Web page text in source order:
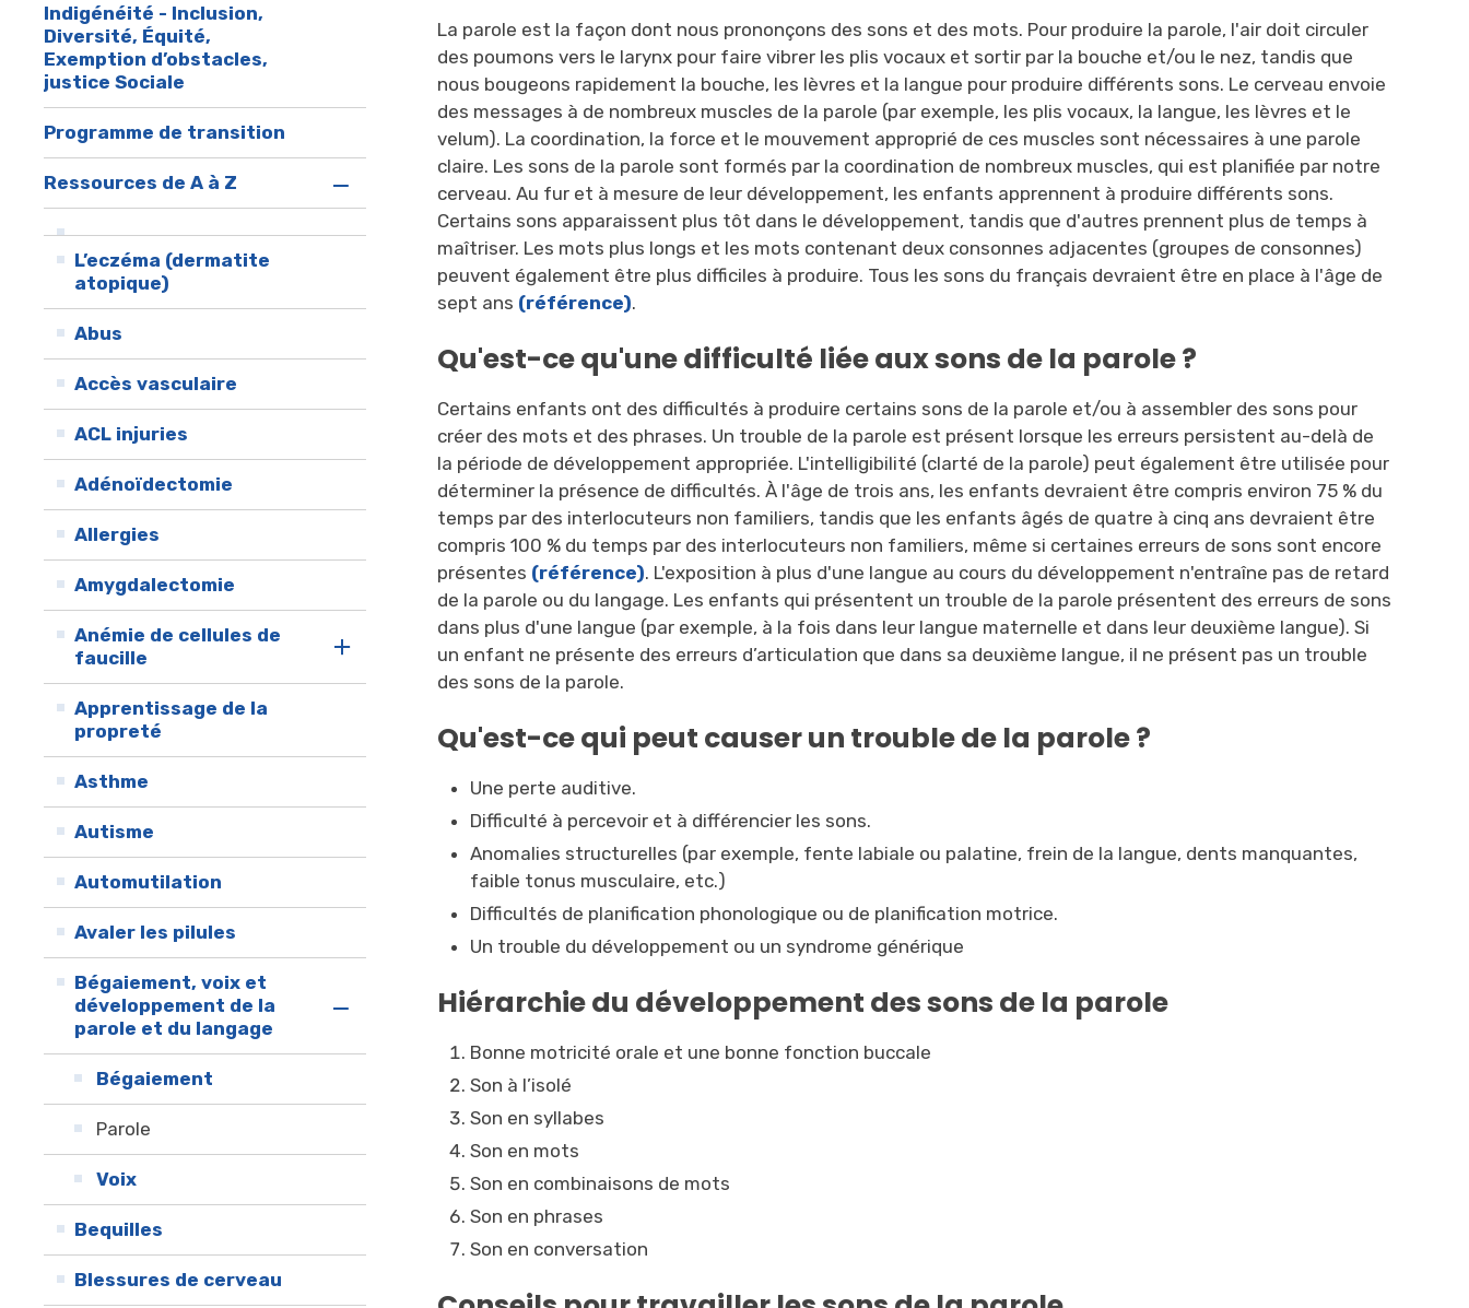
Indigénéité - Inclusion,
Diversité, Équité,
Exemption d’obstacles,
justice Sociale
Programme de transition
Ressources de A à Z
L’eczéma (dermatite
atopique)
Abus
Accès vasculaire
ACL injuries
Adénoïdectomie
Allergies
Amygdalectomie
Anémie de cellules de
faucille
Apprentissage de la
propreté
Asthme
Autisme
Automutilation
Avaler les pilules
Bégaiement, voix et
développement de la
parole et du langage
Bégaiement
Parole
Voix
Bequilles
Blessures de cerveau
La parole est la façon dont nous prononçons des sons et des mots. Pour produire la parole, l'air doit circuler
des poumons vers le larynx pour faire vibrer les plis vocaux et sortir par la bouche et/ou le nez, tandis que
nous bougeons rapidement la bouche, les lèvres et la langue pour produire différents sons. Le cerveau envoie
des messages à de nombreux muscles de la parole (par exemple, les plis vocaux, la langue, les lèvres et le
velum). La coordination, la force et le mouvement approprié de ces muscles sont nécessaires à une parole
claire. Les sons de la parole sont formés par la coordination de nombreux muscles, qui est planifiée par notre
cerveau. Au fur et à mesure de leur développement, les enfants apprennent à produire différents sons.
Certains sons apparaissent plus tôt dans le développement, tandis que d'autres prennent plus de temps à
maîtriser. Les mots plus longs et les mots contenant deux consonnes adjacentes (groupes de consonnes)
peuvent également être plus difficiles à produire. Tous les sons du français devraient être en place à l'âge de
sept ans (référence).
Qu'est-ce qu'une difficulté liée aux sons de la parole ?
Certains enfants ont des difficultés à produire certains sons de la parole et/ou à assembler des sons pour
créer des mots et des phrases. Un trouble de la parole est présent lorsque les erreurs persistent au-delà de
la période de développement appropriée. L'intelligibilité (clarté de la parole) peut également être utilisée pour
déterminer la présence de difficultés. À l'âge de trois ans, les enfants devraient être compris environ 75 % du
temps par des interlocuteurs non familiers, tandis que les enfants âgés de quatre à cinq ans devraient être
compris 100 % du temps par des interlocuteurs non familiers, même si certaines erreurs de sons sont encore
présentes (référence). L'exposition à plus d'une langue au cours du développement n'entraîne pas de retard
de la parole ou du langage. Les enfants qui présentent un trouble de la parole présentent des erreurs de sons
dans plus d'une langue (par exemple, à la fois dans leur langue maternelle et dans leur deuxième langue). Si
un enfant ne présente des erreurs d’articulation que dans sa deuxième langue, il ne présent pas un trouble
des sons de la parole.
Qu'est-ce qui peut causer un trouble de la parole ?
Une perte auditive.
Difficulté à percevoir et à différencier les sons.
Anomalies structurelles (par exemple, fente labiale ou palatine, frein de la langue, dents manquantes,
faible tonus musculaire, etc.)
Difficultés de planification phonologique ou de planification motrice.
Un trouble du développement ou un syndrome générique
Hiérarchie du développement des sons de la parole
Bonne motricité orale et une bonne fonction buccale
Son à l’isolé
Son en syllabes
Son en mots
Son en combinaisons de mots
Son en phrases
Son en conversation